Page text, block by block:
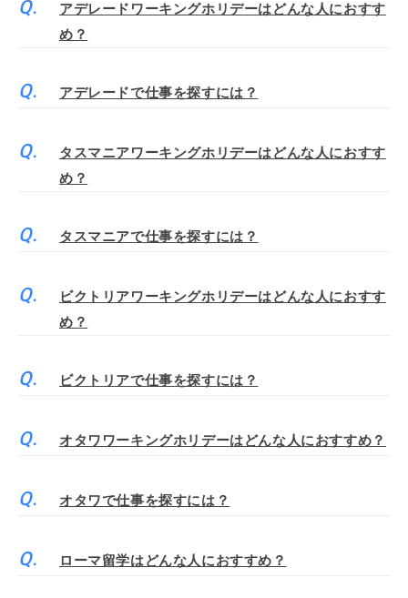
アデレードワーキングホリデーはどんな人におすす
め？
アデレードで仕事を探すには？
タスマニアワーキングホリデーはどんな人におすす
め？
タスマニアで仕事を探すには？
ビクトリアワーキングホリデーはどんな人におすす
め？
ビクトリアで仕事を探すには？
オタワワーキングホリデーはどんな人におすすめ？
オタワで仕事を探すには？
ローマ留学はどんな人におすすめ？